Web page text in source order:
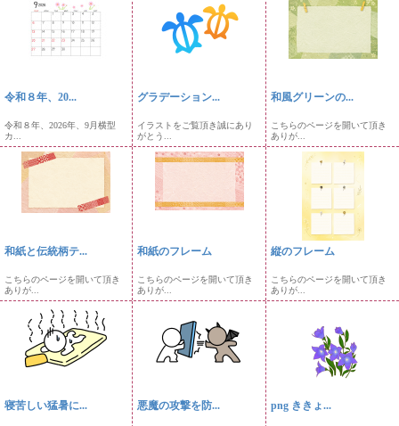
令和８年、20...
令和８年、2026年、9月横型
カ...
グラデーション...
イラストをご覧頂き誠にあり
がとう...
和風グリーンの...
こちらのページを開いて頂き
ありが...
和紙と伝統柄テ...
こちらのページを開いて頂き
ありが...
和紙のフレーム
こちらのページを開いて頂き
ありが...
縦のフレーム
こちらのページを開いて頂き
ありが...
寝苦しい猛暑に... 悪魔の攻撃を防... png ききょ...